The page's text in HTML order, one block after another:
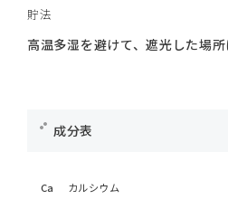
貯法
高温多湿を避けて、遮光した場所
成分表
Ca カルシウム